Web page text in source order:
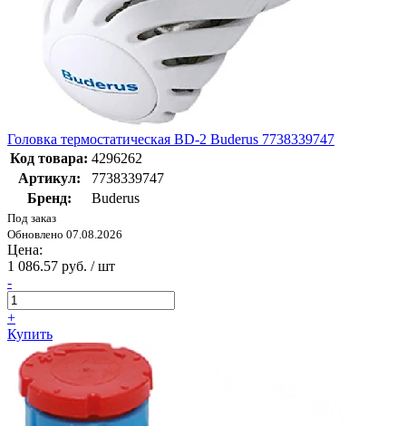
Головка термостатическая BD-2 Buderus 7738339747
Код товара: 4296262
Артикул:
7738339747
Бренд:
Buderus
Под заказ
Обновлено 07.08.2026
Цена:
1 086.57 руб. / шт
-
+
Купить